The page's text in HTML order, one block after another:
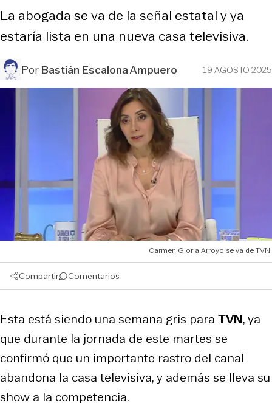
La abogada se va de la señal estatal y ya
estaría lista en una nueva casa televisiva.
PorBastián Escalona Ampuero 19 AGOSTO 2025
Carmen Gloria Arroyo se va de TVN.
Compartir Comentarios
Esta está siendo una semana gris para TVN, ya
que durante la jornada de este martes se
confirmó que un importante rastro del canal
abandona la casa televisiva, y además se lleva su
show a la competencia.